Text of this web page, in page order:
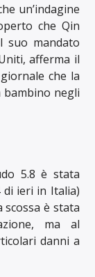
un’indagine
che Qin
suo mandato
afferma il
che la
negli
5.8 è stata
di ieri in Italia)
scossa è stata
ma al
danni a